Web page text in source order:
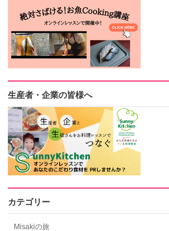
生産者・企業の皆様へ
カテゴリー
Misakiの旅